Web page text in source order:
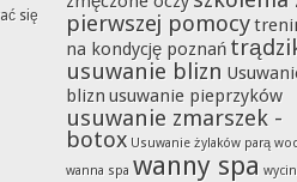
się
pierwszej pomocy
na kondycję poznań
usuwanie blizn
blizn usuwanie pieprzyków
usuwanie zmarszek -
botox Usuwanie żylaków parą
wanna spa wanny spa